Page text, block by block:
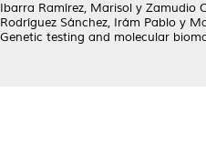
Ibarra Ramírez, Marisol y Zamudio
Rodríguez Sánchez, Irám Pablo y
Genetic testing and molecular